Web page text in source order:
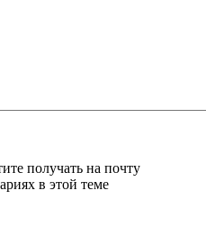
получать на почту
в этой теме